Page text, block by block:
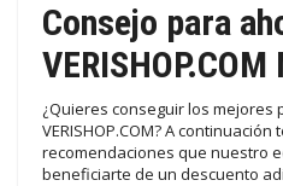
Consejo para
¿Quieres conseguir los mejores
VERISHOP.COM? A
recomendaciones que nuestro
beneficiarte de un descuento